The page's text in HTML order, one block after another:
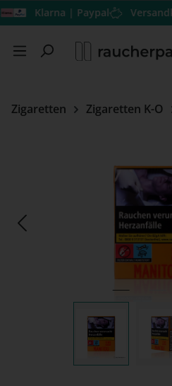
Zum Hauptinhalt springen
Klarna | Paypal
Zigaretten Zigaretten K-O